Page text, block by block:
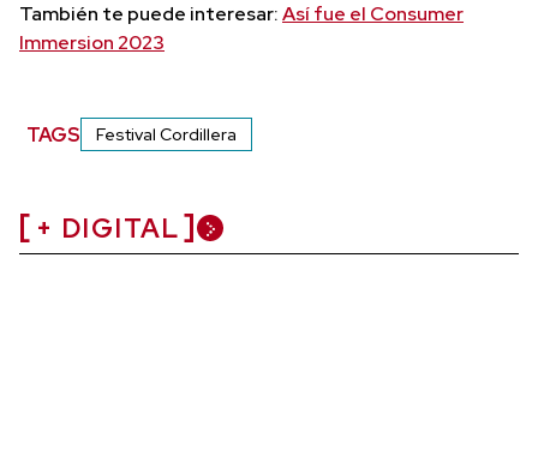
También te puede interesar:Así fue el Consumer
Immersion 2023
TAGS Festival Cordillera
+ DIGITAL